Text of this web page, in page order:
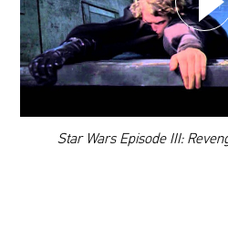
00:00
Star Wars Episode III: